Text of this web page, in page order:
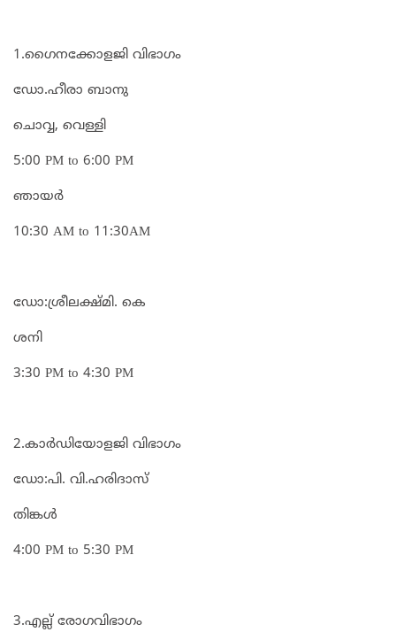
1.ഗൈനക്കോളജി വിഭാഗം
ഡോ.ഹീരാ ബാനു
ചൊവ്വ, വെള്ളി
5:00 PM to 6:00 PM
ഞായർ
10:30 AM to 11:30AM
ഡോ:ശ്രീലക്ഷ്മി. കെ
ശനി
3:30 PM to 4:30 PM
2.കാർഡിയോളജി വിഭാഗം
ഡോ:പി. വി.ഹരിദാസ്
തിങ്കൾ
4:00 PM to 5:30 PM
3.എല്ല് രോഗവിഭാഗം